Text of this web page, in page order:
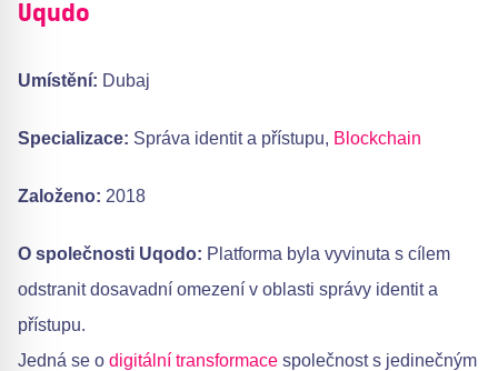
Uqudo
Umístění: Dubaj
Specializace: Správa identit a přístupu, Blockchain
Založeno: 2018
O společnosti Uqodo: Platforma byla vyvinuta s cílem
odstranit dosavadní omezení v oblasti správy identit a
přístupu.
Jedná se o digitální transformace společnost s jedinečným